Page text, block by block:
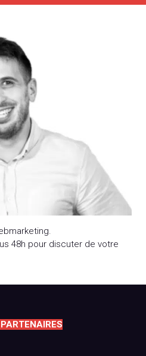
48h pour discuter de votre